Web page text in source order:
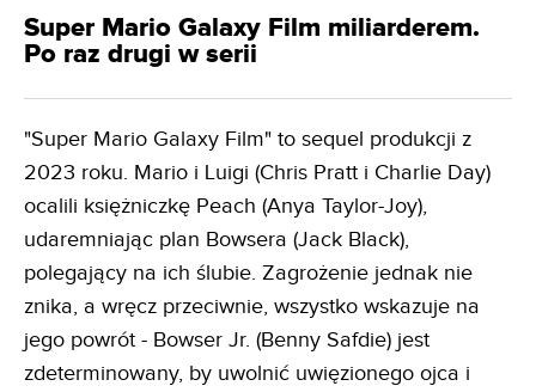
Super Mario Galaxy Film miliarderem.
Po raz drugi w serii
"Super Mario Galaxy Film" to sequel produkcji z
2023 roku. Mario i Luigi (Chris Pratt i Charlie Day)
ocalili księżniczkę Peach (Anya Taylor-Joy),
udaremniając plan Bowsera (Jack Black),
polegający na ich ślubie. Zagrożenie jednak nie
znika, a wręcz przeciwnie, wszystko wskazuje na
jego powrót - Bowser Jr. (Benny Safdie) jest
zdeterminowany, by uwolnić uwięzionego ojca i